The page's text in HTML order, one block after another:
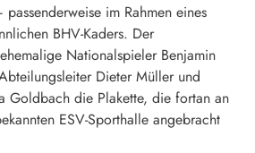
im Rahmen eines
BHV-Kaders. Der
Nationalspieler Benjamin
Dieter Müller und
Goldbach die Plakette, die fortan an
ESV-Sporthalle angebracht